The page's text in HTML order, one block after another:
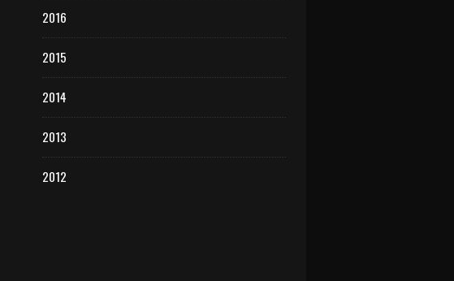
2016
2015
2014
2013
2012